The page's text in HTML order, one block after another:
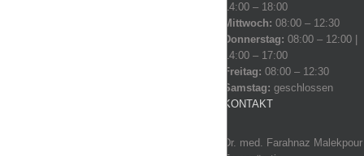
14:00 – 18:00
Mittwoch: 08:00 – 12:30
Donnerstag: 08:00 – 12:00 |
14:00 – 17:00
Freitag: 08:00 – 12:30
Samstag: geschlossen
KONTAKT
Dr. med. Farahnaz Malekpour